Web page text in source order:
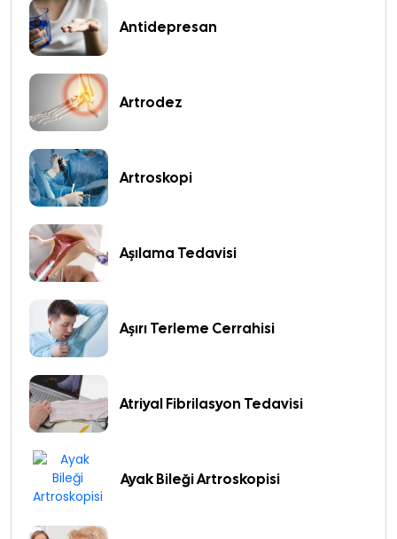
Antidepresan
Artrodez
Artroskopi
Aşılama Tedavisi
Aşırı Terleme Cerrahisi
Atriyal Fibrilasyon Tedavisi
Ayak Bileği Artroskopisi